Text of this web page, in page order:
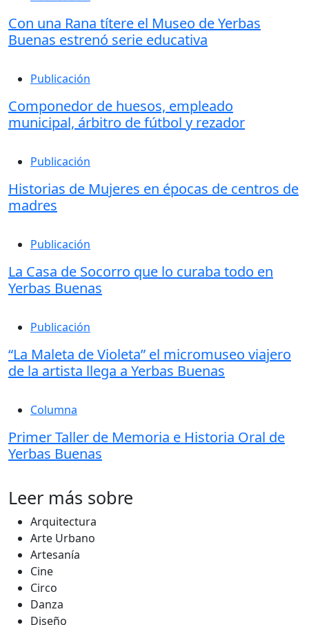
Con una Rana títere el Museo de Yerbas
Buenas estrenó serie educativa
Publicación
Componedor de huesos, empleado
municipal, árbitro de fútbol y rezador
Publicación
Historias de Mujeres en épocas de centros de
madres
Publicación
La Casa de Socorro que lo curaba todo en
Yerbas Buenas
Publicación
“La Maleta de Violeta” el micromuseo viajero
de la artista llega a Yerbas Buenas
Columna
Primer Taller de Memoria e Historia Oral de
Yerbas Buenas
Leer más sobre
Arquitectura
Arte Urbano
Artesanía
Cine
Circo
Danza
Diseño